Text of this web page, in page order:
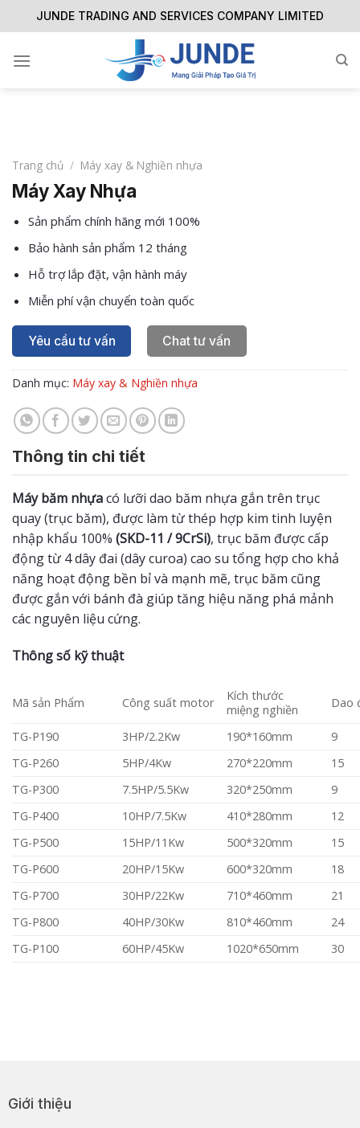
to
JUNDE TRADING AND SERVICES COMPANY LIMITED
Trang chủ / Máy xay & Nghiền nhựa
Máy Xay Nhựa
Sản phẩm chính hãng mới 100%
Bảo hành sản phẩm 12 tháng
Hỗ trợ lắp đặt, vận hành máy
Miễn phí vận chuyển toàn quốc
Yêu cầu tư vấn Chat tư vấn
Danh mục: Máy xay & Nghiền nhựa
Thông tin chi tiết
Máy băm nhựacó lưỡi dao băm nhựa gắn trên trục
quay (trục băm), được làm từ thép hợp kim tinh luyện
nhập khẩu 100% (SKD-11 / 9CrSi), trục băm được cấp
động từ 4 dây đai (dây curoa) cao su tổng hợp cho khả
năng hoạt động bền bỉ và mạnh mẽ, trục băm cũng
được gắn với bánh đà giúp tăng hiệu năng phá mảnh
các nguyên liệu cứng.
Thông số kỹ thuật
Mã sản Phẩm Công suất motor
Kích thước
miệng nghiền
Dao
TG-P190 3HP/2.2Kw 190*160mm
9
TG-P260
5HP/4Kw 270*220mm
15
TG-P300
7.5HP/5.5Kw 320*250mm
9
TG-P400
10HP/7.5Kw 410*280mm
12
TG-P500
15HP/11Kw 500*320mm
15
TG-P600
20HP/15Kw 600*320mm
18
TG-P700
30HP/22Kw 710*460mm
21
TG-P800
40HP/30Kw 810*460mm
24
TG-P100
60HP/45Kw 1020*650mm 30
Giới thiệu